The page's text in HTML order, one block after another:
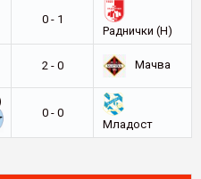
0 - 1
Раднички (Н)
2 - 0 Мачва
0 - 0
Младост